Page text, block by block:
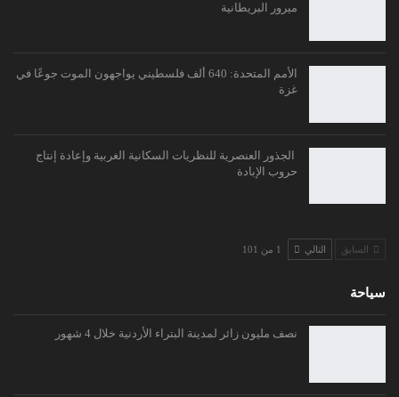
ميرور البريطانية
الأمم المتحدة: 640 ألف فلسطيني يواجهون الموت جوعًا في
غزة
الجذور العنصرية للنظريات السكانية الغربية وإعادة إنتاج
حروب الإبادة
السابق التالي 1 من 101
سياحة
نصف مليون زائر لمدينة البتراء الأردنية خلال 4 شهور